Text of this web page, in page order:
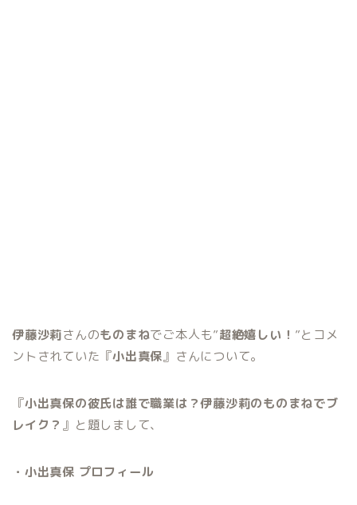
伊藤沙莉さんのものまねでご本人も”超絶嬉しい！ ”とコメ
ントされていた『小出真保』さんについて。
『小出真保の彼氏は誰で職業は？伊藤沙莉のものまねでブ
レイク？ 』と題しまして、
・小出真保 プロフィール